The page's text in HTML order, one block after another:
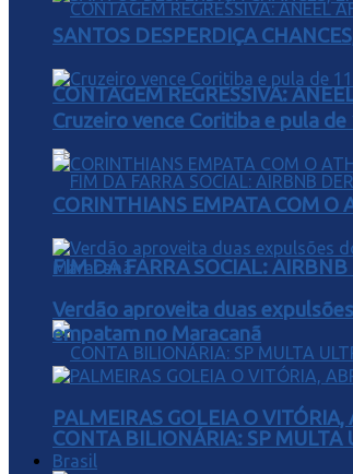
CONTAGEM REGRESSIVA:
FIM DA FARRA SOCIAL:
CONTA BILIONÁRIA: SP MULTA
SANTOS DESPERDIÇA
Cruzeiro vence Coritiba e pula
CORINTHIANS EMPATA COM O
Verdão aproveita duas
empatam no Maracanã
PALMEIRAS GOLEIA O
Brasil